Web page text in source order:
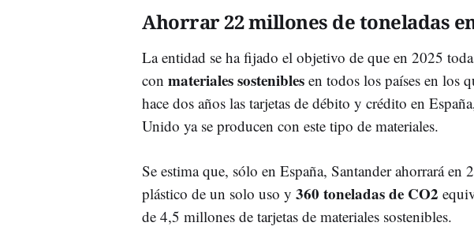
Ahorrar 22 millones de toneladas
La entidad se ha fijado el objetivo de que en 2025
con materiales sostenibles en todos los países en los
hace dos años las tarjetas de débito y crédito en
Unido ya se producen con este tipo de materiales.
Se estima que, sólo en España, Santander ahorrará en
plástico de un solo uso y 360 toneladas de CO2
de 4,5 millones de tarjetas de materiales sostenibles.